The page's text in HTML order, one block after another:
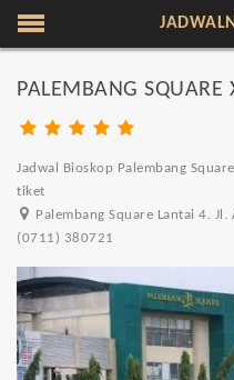
PALEMBANG SQUARE
Jadwal Bioskop Palembang
tiket
Palembang Square Lantai 4.
(0711) 380721